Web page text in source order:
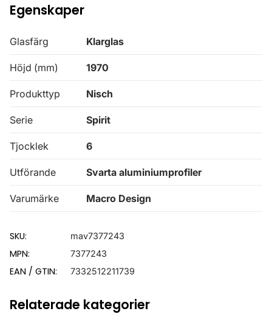
Egenskaper
Glasfärg Klarglas
Höjd (mm) 1970
Produkttyp Nisch
Serie Spirit
Tjocklek 6
Utförande Svarta aluminiumprofiler
Varumärke Macro Design
SKU: mav7377243
MPN: 7377243
EAN / GTIN: 7332512211739
Relaterade kategorier